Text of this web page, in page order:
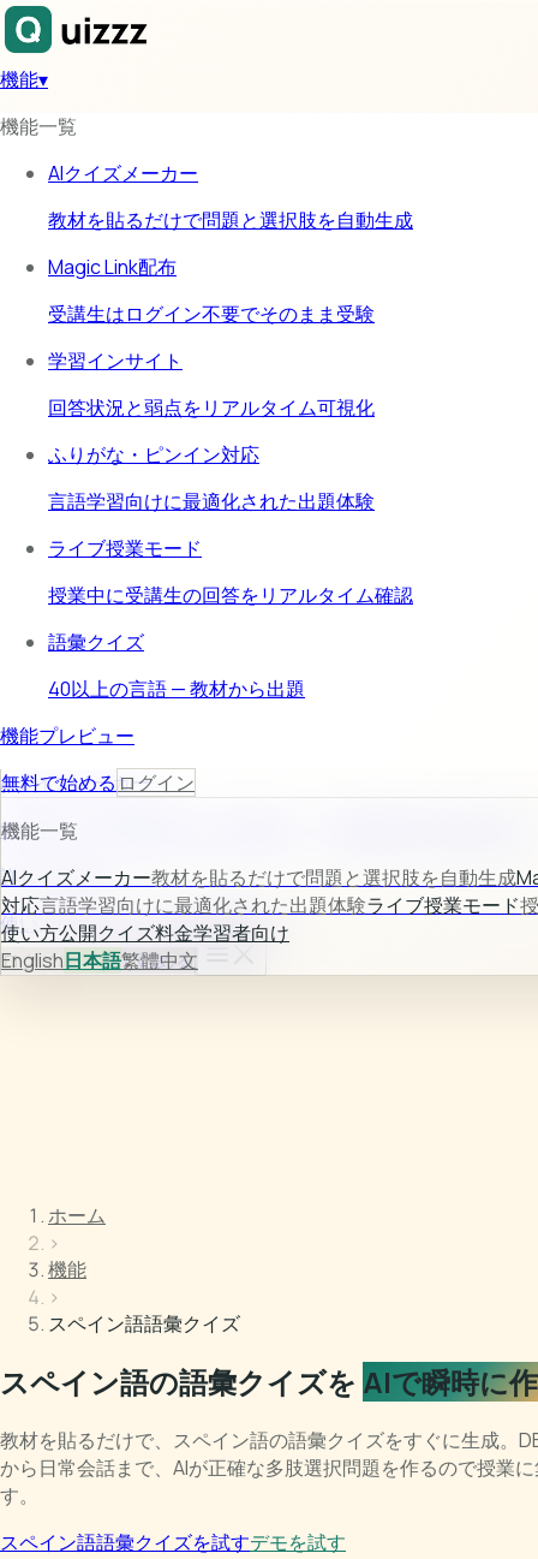
機能▾
機能一覧
AIクイズメーカー
教材を貼るだけで問題と選択肢を自動生成
Magic Link配布
受講生はログイン不要でそのまま受験
学習インサイト
回答状況と弱点をリアルタイム可視化
ふりがな・ピンイン対応
言語学習向けに最適化された出題体験
ライブ授業モード
授業中に受講生の回答をリアルタイム確認
語彙クイズ
40以上の言語 — 教材から出題
機能プレビュー
AIクイズメーカー
教材入力から問題生成まで自動化し、作成時間を大幅に短縮。
詳しく見る →
使い方公開クイズ料金学習者向け
ログイン無料で始める
無料で始めるログイン
機能一覧
AIクイズメーカー教材を貼るだけで問題と選択肢を自動生成
対応言語学習向けに最適化された出題体験ライブ授業モード
使い方公開クイズ料金学習者向け
English日本語繁體中文
ホーム
›
機能
›
スペイン語語彙クイズ
スペイン語の語彙クイズを AIで瞬時に
教材を貼るだけで、スペイン語の語彙クイズをすぐに生成。
から日常会話まで、AIが正確な多肢選択問題を作るので授業に
す。
スペイン語語彙クイズを試すデモを試す